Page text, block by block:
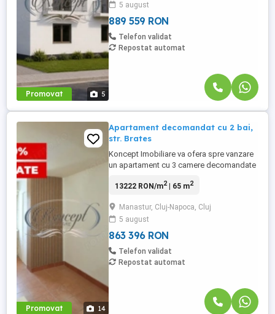
Promovat 5
acesteia, aspect care elimina traficul
intens si ofera un ...
5 august
889 559 RON
Telefon validat
Repostat automat
Promovat 14
Apartament decomandat cu 2 bai,
str. Brates
Koncept Imobiliare va ofera spre vanzare
un apartament cu 3 camere decomandate
strada Brates, intr-o zona rezidentiala
catre scoli, parcuri, magazine si mijloace
de transport in comun. Apartamentul este
amplasat la etajul ...
13222 RON/m2| 65 m2
Manastur, Cluj-Napoca, Cluj
5 august
863 396 RON
Telefon validat
Repostat automat